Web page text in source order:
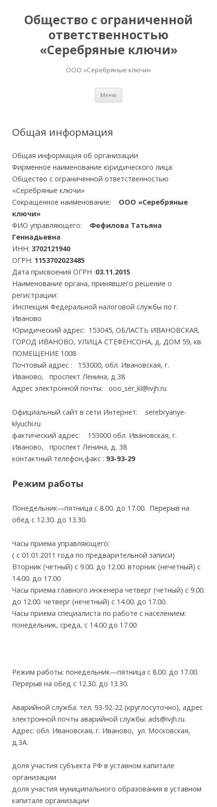
Общество с ограниченной
ответственностью
«Серебряные ключи»
ООО «Серебряные ключи»
Меню
Общая информация
Общая информация об организации
Фирменное наименование юридического лица:
Общество с ограниченной ответственностью
«Серебряные ключи»
Сокращенное наименование:
ООО «Серебряные
ключи»
ФИО управляющего:
Фефилова Татьяна
Геннадьевна
ИНН: 3702121940
ОГРН: 1153702023485
Дата присвоения ОГРН :03.11.2015
Наименование органа, принявшего решение о
регистрации:
Инспекция Федеральной налоговой службы по г.
Иваново
Юридический адрес: 153045, ОБЛАСТЬ ИВАНОВСКАЯ,
ГОРОД ИВАНОВО, УЛИЦА СТЕФЕНСОНА, д. ДОМ 59, кв.
ПОМЕЩЕНИЕ 1008
Почтовый адрес : 153000, обл. Ивановская, г.
Иваново, проспект Ленина, д.38
Адрес электронной почты: ooo_ser_kl@ivjh.ru
Официальный сайт в сети Интернет: serebryanye-
klyuchi.ru
фактический адрес: 153000 обл. Ивановская, г.
Иваново, проспект Ленина, д. 38
контактный телефон,факс : 93-93-29
Режим работы
Понедельник—пятница с 8.00. до 17.00. Перерыв на
обед с 12.30. до 13.30.
Часы приема управляющего:
( с 01.01.2011 года по предварительной записи)
Вторник (четный) с 9.00. до 12.00. вторник (нечетный) с
14.00. до 17.00
Часы приема главного инженера четверг (четный) с 9.00.
до 12.00. четверг (нечетный) с 14.00. до 17.00.
Часы приема специалиста по работе с населением:
понедельник, среда, с 14.00 до 17.00
Режим работы: понедельник—пятница с 8.00. до 17.00.
Перерыв на обед с 12.30. до 13.30.
Аварийной служба: тел. 93-92-22 (круглосуточно), адрес
электронной почты аварийной службы: ads@ivjh.ru.
Адрес: обл. Ивановская, г. Иваново, ул. Московская,
д.3А.
доля участия субъекта РФ в уставном капитале
организации
доля участия муниципального образования в уставном
капитале организации